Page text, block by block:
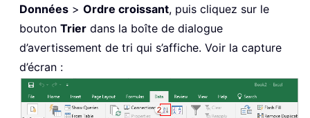
Données > Ordre croissant, puis cliquez sur le
bouton Trier dans la boîte de dialogue
d’avertissement de tri qui s’affiche. Voir la capture
d’écran :